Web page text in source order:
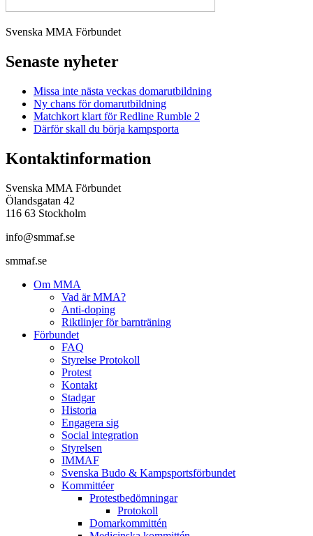
Svenska MMA Förbundet
Senaste nyheter
Missa inte nästa veckas domarutbildning
Ny chans för domarutbildning
Matchkort klart för Redline Rumble 2
Därför skall du börja kampsporta
Kontaktinformation
Svenska MMA Förbundet
Ölandsgatan 42
116 63 Stockholm
info@smmaf.se
smmaf.se
Om MMA
Vad är MMA?
Anti-doping
Riktlinjer för barnträning
Förbundet
FAQ
Styrelse Protokoll
Protest
Kontakt
Stadgar
Historia
Engagera sig
Social integration
Styrelsen
IMMAF
Svenska Budo & Kampsportsförbundet
Kommittéer
Protestbedömningar
Protokoll
Domarkommittén